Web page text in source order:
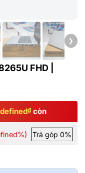
❯
FHD |
₫ còn
Trả góp 0%